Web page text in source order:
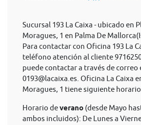
Sucursal 193 La Caixa - ubicado en
Moragues, 1 en Palma De
Para contactar con Oficina 193 La
teléfono atención al cliente
puede contactar a través de correo
0193@lacaixa.es . Oficina La Caixa
Moragues, 1 tiene siguiente
Horario deverano (desde Mayo
ambos incluidos): De Lunes a